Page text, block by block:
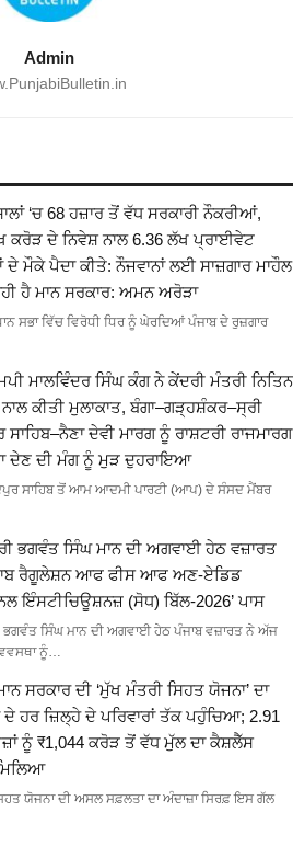
Admin
‘ਚ 68 ਹਜ਼ਾਰ ਤੋਂ ਵੱਧ ਸਰਕਾਰੀ ਨੌਕਰੀਆਂ,
ਕਰੋੜ ਦੇ ਨਿਵੇਸ਼ ਨਾਲ 6.36 ਲੱਖ ਪ੍ਰਾਈਵੇਟ
ਮੌਕੇ ਪੈਦਾ ਕੀਤੇ: ਨੌਜਵਾਨਾਂ ਲਈ ਸਾਜ਼ਗਾਰ ਮਾਹੌਲ
ਹੈ ਮਾਨ ਸਰਕਾਰ: ਅਮਨ ਅਰੋੜਾ
ਸਭਾ ਵਿੱਚ ਵਿਰੋਧੀ ਧਿਰ ਨੂੰ ਘੇਰਦਿਆਂ ਪੰਜਾਬ ਦੇ ਰੁਜ਼ਗਾਰ
ਮਾਲਵਿੰਦਰ ਸਿੰਘ ਕੰਗ ਨੇ ਕੇਂਦਰੀ ਮੰਤਰੀ ਨਿਤਿਨ
ਕੀਤੀ ਮੁਲਾਕਾਤ, ਬੰਗਾ–ਗੜ੍ਹਸ਼ੰਕਰ–ਸ੍ਰੀ
ਦੇਵੀ ਮਾਰਗ ਨੂੰ ਰਾਸ਼ਟਰੀ ਰਾਜਮਾਰਗ
ਦੇਣ ਦੀ ਮੰਗ ਨੂੰ ਮੁੜ ਦੁਹਰਾਇਆ
ਸਾਹਿਬ ਤੋਂ ਆਮ ਆਦਮੀ ਪਾਰਟੀ (ਆਪ) ਦੇ ਸੰਸਦ ਮੈਂਬਰ
ਭਗਵੰਤ ਸਿੰਘ ਮਾਨ ਦੀ ਅਗਵਾਈ ਹੇਠ ਵਜ਼ਾਰਤ
ਰੈਗੂਲੇਸ਼ਨ ਆਫ ਫੀਸ ਆਫ ਅਣ-ਏਡਿਡ
ਇੰਸਟੀਚਿਊਸ਼ਨਜ਼ (ਸੋਧ) ਬਿੱਲ-2026’ ਪਾਸ
ਭਗਵੰਤ ਸਿੰਘ ਮਾਨ ਦੀ ਅਗਵਾਈ ਹੇਠ ਪੰਜਾਬ ਵਜ਼ਾਰਤ ਨੇ ਅੱਜ
ਨੂੰ…
ਸਰਕਾਰ ਦੀ ‘ਮੁੱਖ ਮੰਤਰੀ ਸਿਹਤ ਯੋਜਨਾ’ ਦਾ
ਦੇ ਹਰ ਜ਼ਿਲ੍ਹੇ ਦੇ ਪਰਿਵਾਰਾਂ ਤੱਕ ਪਹੁੰਚਿਆ; 2.91
ਨੂੰ ₹1,044 ਕਰੋੜ ਤੋਂ ਵੱਧ ਮੁੱਲ ਦਾ ਕੈਸ਼ਲੈੱਸ
ਯੋਜਨਾ ਦੀ ਅਸਲ ਸਫ਼ਲਤਾ ਦਾ ਅੰਦਾਜ਼ਾ ਸਿਰਫ਼ ਇਸ ਗੱਲ